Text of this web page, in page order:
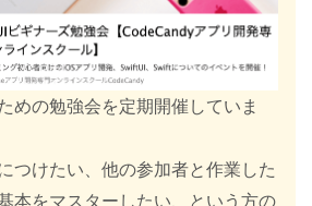
めの勉強会を定期開催していま
つけたい、他の参加者と作業した
本をマスターしたい、という方の